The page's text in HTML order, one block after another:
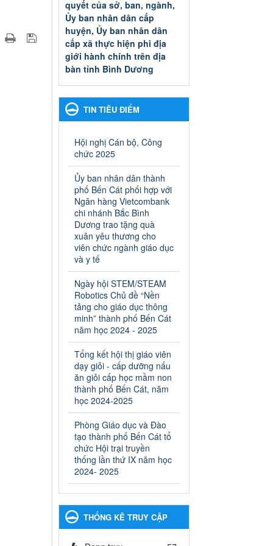
quyết của sở, ban, ngành,
Ủy ban nhân dân cấp
huyện, Ủy ban nhân dân
cấp xã thực hiện phi địa
giới hành chính trên địa
bàn tỉnh Bình Dương
thẩm quyền giải quyết của sở,
ban, ngành, Ủy ban nhân dân
cấp xã thực hiện phi địa giới
hành chính trên địa bàn tỉnh
Ngày ban hành: 13/03/2025
Kế hoạch Phổ biến, giáo
dục pháp luật năm 2025 của
ngành Giáo dục và Đào tạo
thành phố Bến Cát
Kế hoạch Phổ biến, giáo dục
pháp luật năm 2025 của
ngành Giáo dục và Đào tạo
thành phố Bến Cát
Ngày ban hành: 28/02/2025
Quyết định công bố thủ tục
hành chính bị bãi bỏ trong
lĩnh vực giáo dục đào tạo
thuộc hệ giáo dục quốc
dân và cơ sở giáo dục khác
thuộc thẩm quyền giải
quyết của Sở Giáo dục và
Đào tạo, Ủy ban nhân dân
cấp huyện
Quyết định công bố thủ tục
hành chính bị bãi bỏ trong lĩnh
vực giáo dục đào tạo thuộc hệ
giáo dục quốc dân và cơ sở
giáo dục khác thuộc thẩm
quyền giải quyết của Sở Giáo
dục và Đào tạo, Ủy ban nhân
dân cấp huyện
TIN TIÊU ĐIỂM
Hội nghị Cán bộ, Công
chức 2025
Ủy ban nhân dân thành
phố Bến Cát phối hợp với
Ngân hàng Vietcombank
chi nhánh Bắc Bình
Dương trao tặng quà
xuân yêu thương cho
viên chức ngành giáo dục
và y tế
Ngày hội STEM/STEAM
Robotics Chủ đề “Nền
tảng cho giáo dục thông
minh” thành phố Bến Cát
năm học 2024 - 2025
Tổng kết hội thị giáo viên
dạy giỏi - cấp dưỡng nấu
ăn giỏi cấp học mầm non
thành phố Bến Cát, năm
học 2024-2025
Phòng Giáo dục và Đào
tạo thành phố Bến Cát tổ
chức Hội trại truyền
thống lần thứ IX năm học
2024- 2025
THỐNG KÊ TRUY CẬP